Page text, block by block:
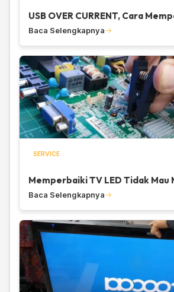
USB OVER CURRENT, Cara
Baca Selengkapnya
SERVICE
Memperbaiki TV LED Tidak Mau
Baca Selengkapnya